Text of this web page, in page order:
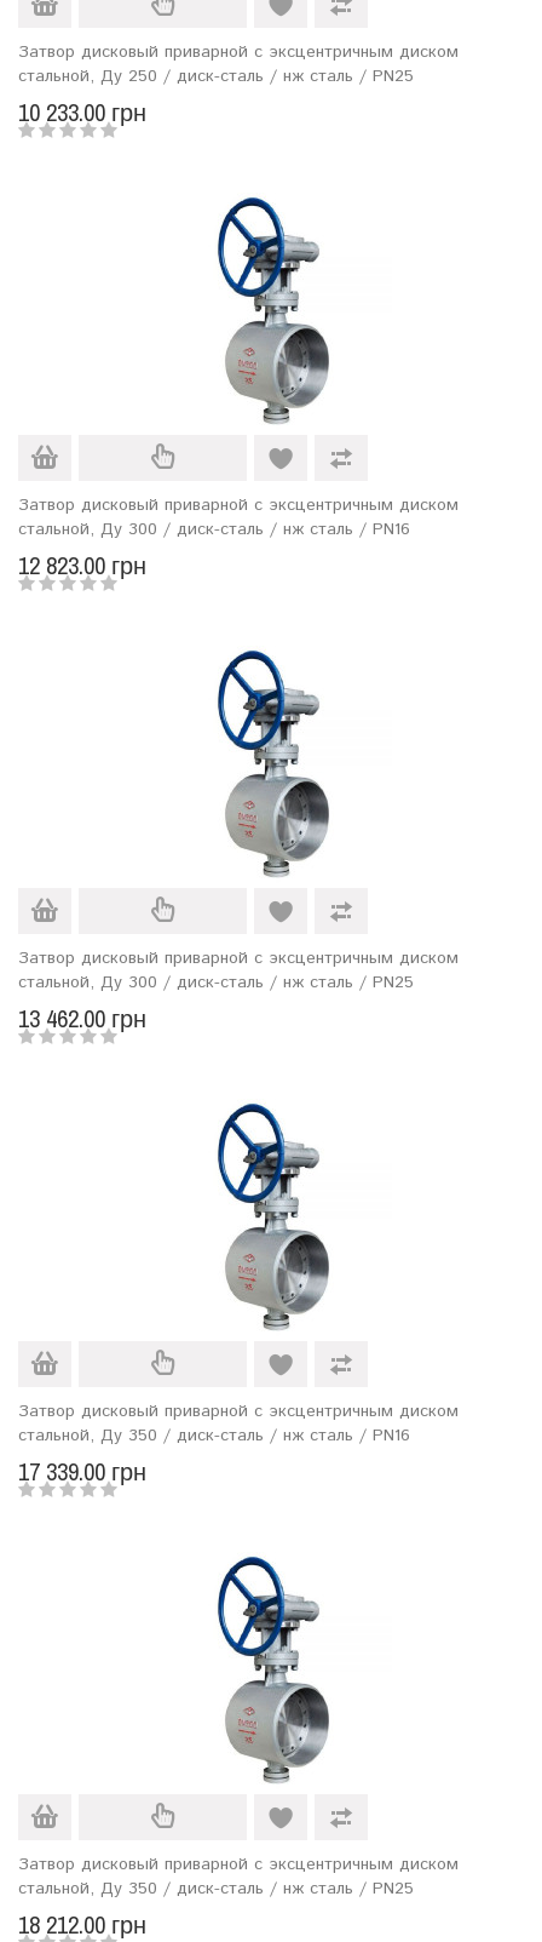
Затвор дисковый приварной с эксцентричным диском
стальной, Ду 250 / диск-сталь / нж сталь / PN25
10 233.00 грн
Затвор дисковый приварной с эксцентричным диском
стальной, Ду 300 / диск-сталь / нж сталь / PN16
12 823.00 грн
Затвор дисковый приварной с эксцентричным диском
стальной, Ду 300 / диск-сталь / нж сталь / PN25
13 462.00 грн
Затвор дисковый приварной с эксцентричным диском
стальной, Ду 350 / диск-сталь / нж сталь / PN16
17 339.00 грн
Затвор дисковый приварной с эксцентричным диском
стальной, Ду 350 / диск-сталь / нж сталь / PN25
18 212.00 грн